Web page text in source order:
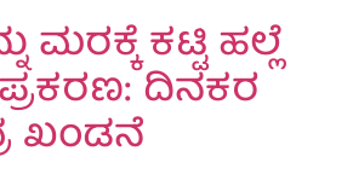
ಕಟ್ಟಿ ಹಲ್ಲೆ
ದಿನಕರ
ಖಂಡನೆ